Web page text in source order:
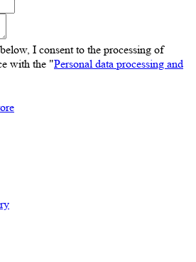
I consent to the processing of
with the "Personal data processing and